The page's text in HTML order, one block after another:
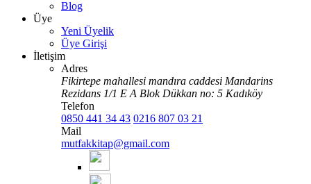
Blog
Üye
Yeni Üyelik
Üye Girişi
İletişim
Adres
Fikirtepe mahallesi mandıra caddesi Mandarins
Rezidans 1/1 E A Blok Dükkan no: 5 Kadıköy
Telefon
0850 441 34 43 0216 807 03 21
Mail
mutfakkitap@gmail.com